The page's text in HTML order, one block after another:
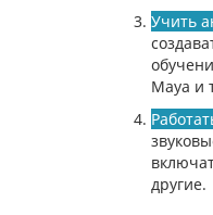
Учить
Maya и
другие.